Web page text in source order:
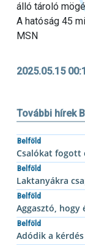
álló tároló
A hatóság 45
MSN
2025.05.15
További hírek
Belföld
Csalókat fogott
Belföld
Laktanyákra
Belföld
Aggasztó,
Belföld
Adódik a